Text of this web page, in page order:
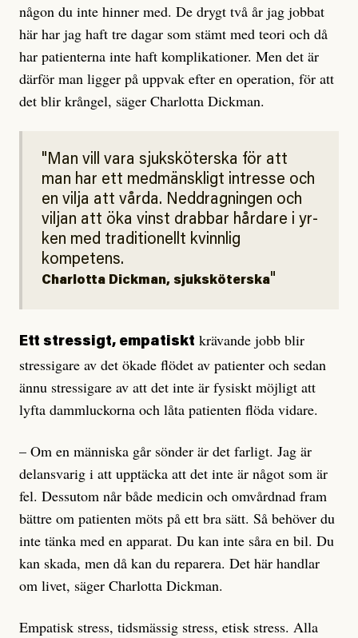
någon du inte hinner med. De drygt två år jag jobbat
här har jag haft tre dagar som stämt med teori och då
har patienterna inte haft komplikationer. Men det är
därför man ligger på uppvak efter en operation, för att
det blir krångel, säger Charlotta Dickman.
Man vill vara sjuksköterska för att
man har ett medmänskligt intresse och
en vilja att vårda. Neddragningen och
viljan att öka vinst drabbar hårdare i yr­
ken med traditionellt kvinnlig
kompetens.
Charlotta Dickman, sjuksköterska
Ett stressigt, empatiskt krävande jobb blir
stressigare av det ökade flödet av patienter och sedan
ännu stressigare av att det inte är fysiskt möjligt att
lyfta dammluckorna och låta patienten flöda vidare.
– Om en människa går sönder är det farligt. Jag är
delansvarig i att upptäcka att det inte är något som är
fel. Dessutom når både medicin och omvårdnad fram
bättre om patienten möts på ett bra sätt. Så behöver du
inte tänka med en apparat. Du kan inte såra en bil. Du
kan skada, men då kan du reparera. Det här handlar
om livet, säger Charlotta Dickman.
Empatisk stress, tidsmässig stress, etisk stress. Alla